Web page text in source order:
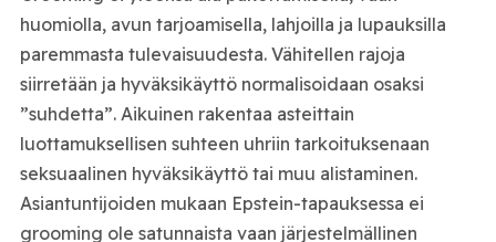
huomiolla, avun tarjoamisella, lahjoilla ja lupauksilla
paremmasta tulevaisuudesta. Vähitellen rajoja
siirretään ja hyväksikäyttö normalisoidaan osaksi
”suhdetta”. Aikuinen rakentaa asteittain
luottamuksellisen suhteen uhriin tarkoituksenaan
seksuaalinen hyväksikäyttö tai muu alistaminen.
Asiantuntijoiden mukaan Epstein-tapauksessa ei
grooming ole satunnaista vaan järjestelmällinen